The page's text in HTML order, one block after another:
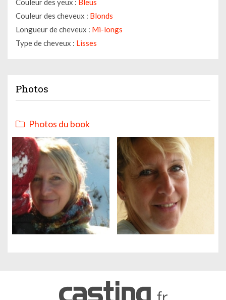
Couleur des yeux : Bleus
Couleur des cheveux : Blonds
Longueur de cheveux : Mi-longs
Type de cheveux : Lisses
Photos
Photos du book